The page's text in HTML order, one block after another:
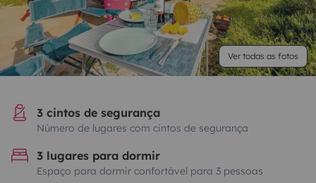
Ver todas as fotos
3 cintos de segurança
Número de lugares com cintos de segurança
3 lugares para dormir
Espaço para dormir confortável para 3 pessoas